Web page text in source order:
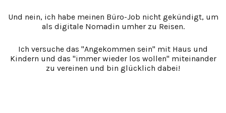
Und nein, ich habe meinen Büro-Job nicht gekündigt, um
als digitale Nomadin umher zu Reisen.
Ich versuche das "Angekommen sein" mit Haus und
Kindern und das "immer wieder los wollen" miteinander
zu vereinen und bin glücklich dabei!